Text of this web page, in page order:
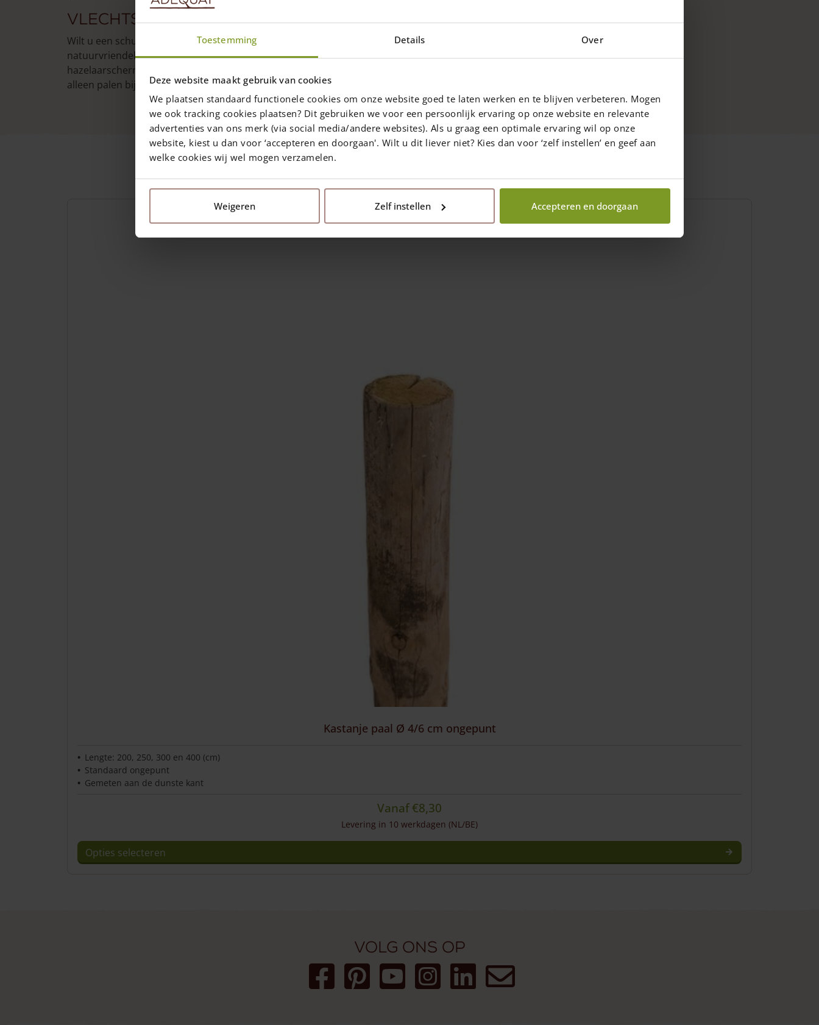
Toestemming Details Over
Deze website maakt gebruik van cookies
We plaatsen standaard functionele cookies om onze website goed te laten werken en te blijven verbeteren. Mogen
we ook tracking cookies plaatsen? Dit gebruiken we voor een persoonlijk ervaring op onze website en relevante
advertenties van ons merk (via social media/andere websites). Als u graag een optimale ervaring wil op onze
website, kiest u dan voor ‘accepteren en doorgaan'. Wilt u dit liever niet? Kies dan voor ‘zelf instellen’ en geef aan
welke cookies wij wel mogen verzamelen.
Weigeren Zelf instellen Accepteren en doorgaan
Vlechtscherm kant-en-klaar
Wilt u een schutting kant-en-klaar is?Hazelaarschermen
zijn een heel mooi en
natuurvriendelijk alternatief voor een wilgetenen tuinschutting. De gevlochten
hazelaarschermen zijn kant-en-klaar en kunnen meteen geplaatst worden. U heeft er
alleen palen bij nodig.
Laatst bekeken producten
Kastanje paal Ø 4/6 cm ongepunt
Lengte: 200, 250, 300 en 400 (cm)
Standaard ongepunt
Gemeten aan de dunste kant
Vanaf€8,30
Levering in 10 werkdagen (NL/BE)
Opties selecteren
Volg ons op